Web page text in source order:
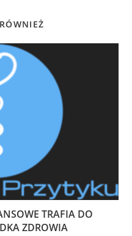
TRAFIA DO
ZDROWIA